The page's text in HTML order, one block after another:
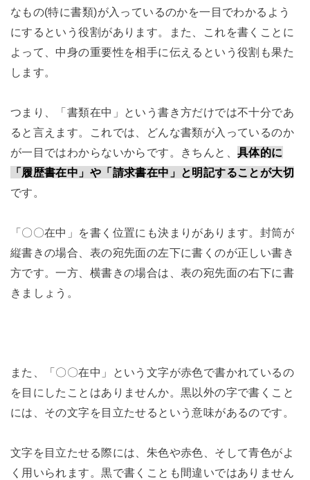
なもの(特に書類)が入っているのかを一目でわかるよう
にするという役割があります。また、これを書くことに
よって、中身の重要性を相手に伝えるという役割も果た
します。
つまり、「書類在中」という書き方だけでは不十分であ
ると言えます。これでは、どんな書類が入っているのか
が一目ではわからないからです。きちんと、具体的に
「履歴書在中」や「請求書在中」と明記することが大切
です。
「〇〇在中」を書く位置にも決まりがあります。封筒が
縦書きの場合、表の宛先面の左下に書くのが正しい書き
方です。一方、横書きの場合は、表の宛先面の右下に書
きましょう。
また、「〇〇在中」という文字が赤色で書かれているの
を目にしたことはありませんか。黒以外の字で書くこと
には、その文字を目立たせるという意味があるのです。
文字を目立たせる際には、朱色や赤色、そして青色がよ
く用いられます。黒で書くことも間違いではありません